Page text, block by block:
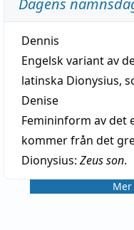
Dennis
Engelsk variant av
latinska Dionysius,
Denise
Femininform av det
kommer från det
Dionysius: Zeus son.